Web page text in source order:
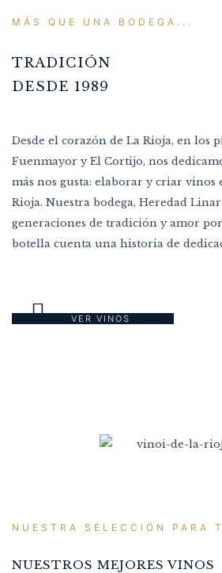
MÁS QUE UNA BODEGA...
TRADICIÓN
DESDE 1989
Desde el corazón de La Rioja, en los
Fuenmayor y El Cortijo, nos
más nos gusta: elaborar y criar vinos
Rioja. Nuestra bodega, Heredad
generaciones de tradición y amor
botella cuenta una historia de
VER VINOS
NUESTRA SELECCIÓN PARA
NUESTROS MEJORES VINOS